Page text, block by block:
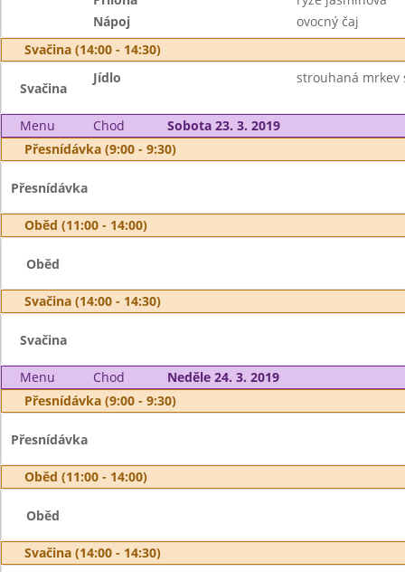
Nápoj
ovocný čaj
Svačina (14:00 - 14:30)
Svačina
Jídlo strouhaná mrkev
Menu Chod
Sobota 23. 3. 2019
Přesnídávka (9:00 - 9:30)
Přesnídávka
Oběd (11:00 - 14:00)
Oběd
Svačina (14:00 - 14:30)
Svačina
Menu Chod
Neděle 24. 3. 2019
Přesnídávka (9:00 - 9:30)
Přesnídávka
Oběd (11:00 - 14:00)
Oběd
Svačina (14:00 - 14:30)